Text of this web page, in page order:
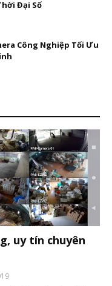
Đại Số
Công Nghiệp Tối Ưu
uy tín chuyên